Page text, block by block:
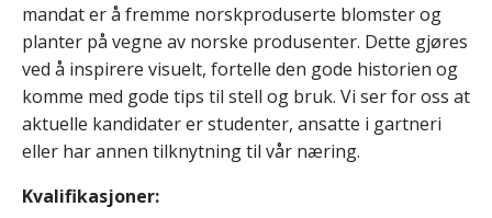
mandat er å fremme norskproduserte blomster og
planter på vegne av norske produsenter. Dette gjøres
ved å inspirere visuelt, fortelle den gode historien og
komme med gode tips til stell og bruk. Vi ser for oss at
aktuelle kandidater er studenter, ansatte i gartneri
eller har annen tilknytning til vår næring.
Kvalifikasjoner: